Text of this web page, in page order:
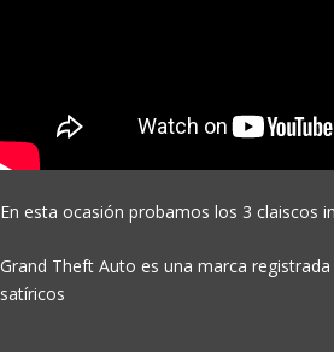
En esta ocasión probamos los 3 claiscos
Grand Theft Auto es una marca
satíricos